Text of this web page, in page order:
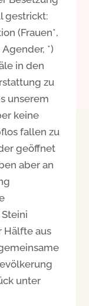
gestrickt:
(Frauen*,
*)
in den
zu
unserem
keine
fallen zu
geöffnet
aber an
Hälfte aus
unter